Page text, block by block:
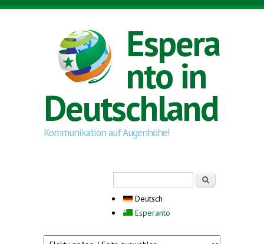
Direkt zum Inhalt
Espera
nto in
Deutschland
Kommunikation auf Augenhöhe!
Deutsch
Esperanto